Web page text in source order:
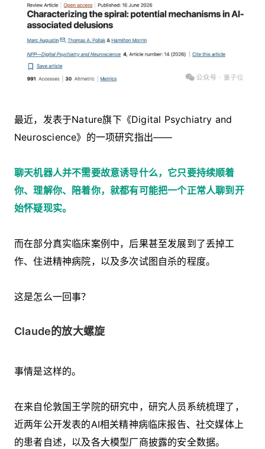
最近，发表于Nature旗下《Digital Psychiatry and
Neuroscience》的一项研究指出——
聊天机器人并不需要故意诱导什么，它只要持续顺着
你、理解你、陪着你，就都有可能把一个正常人聊到开
始怀疑现实。
而在部分真实临床案例中，后果甚至发展到了丢掉工
作、住进精神病院，以及多次试图自杀的程度。
这是怎么一回事？
Claude的放大螺旋
事情是这样的。
在来自伦敦国王学院的研究中，研究人员系统梳理了，
近两年公开发表的AI相关精神病临床报告、社交媒体上
的患者自述，以及各大模型厂商披露的安全数据。